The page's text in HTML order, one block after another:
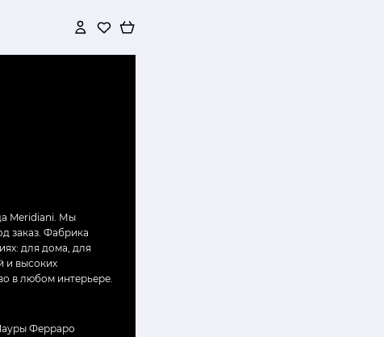
Meridiani. Мы
заказ. Фабрика
для дома, для
и высоких
в любом интерьере.
Ферраро